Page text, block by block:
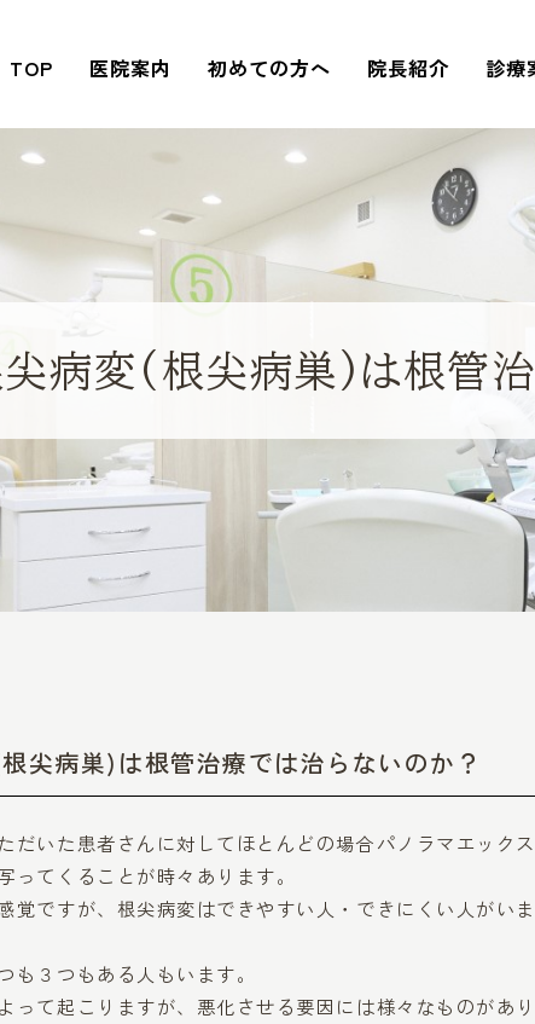
TOP 医院案内 初めての方へ 院長紹介 診療
尖病変(根尖病巣)は根管
尖病巣)は根管治療では治らないのか？
だいた患者さんに対してほとんどの場合パノラマエック
ってくることが時々あります。
覚ですが、根尖病変はできやすい人・できにくい人がい
も３つもある人もいます。
って起こりますが、悪化させる要因には様々なものがあ